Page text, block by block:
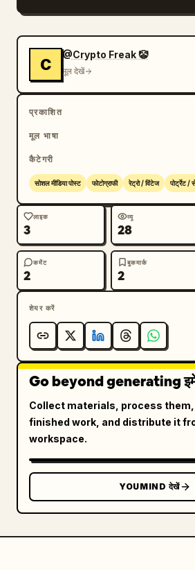
C
@Crypto Freak 🤡
मूल देखें
प्रकाशित
मूल भाषा
कैटेगरी
सोशल मीडिया पोस्ट फोटोग्राफी रेट्रो / विंटेज पोर्ट्रेट /
लाइक
3
व्यू
28
कमेंट
2
बुकमार्क
2
शेयर करें
Go beyond generating
Collect materials, process
finished work, and distribute it
workspace.
YOUMIND देखें